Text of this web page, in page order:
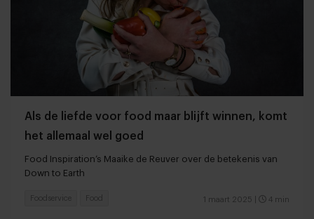
Als de liefde voor food maar blijft winnen, komt
het allemaal wel goed
Food Inspiration’s Maaike de Reuver over de betekenis van
Down to Earth
1 maart 2025 4 min
Foodservice Food